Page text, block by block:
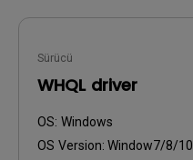
Sürücü
WHQL driver
OS: Windows
OS Version: Window7/8/10